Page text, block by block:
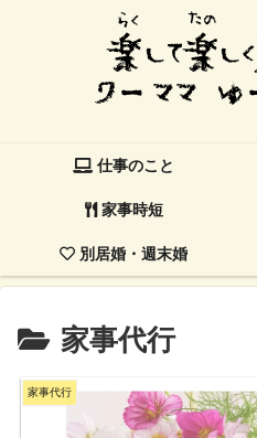
仕事のこと
家事時短
別居婚・週末婚
家事代行
家事代行